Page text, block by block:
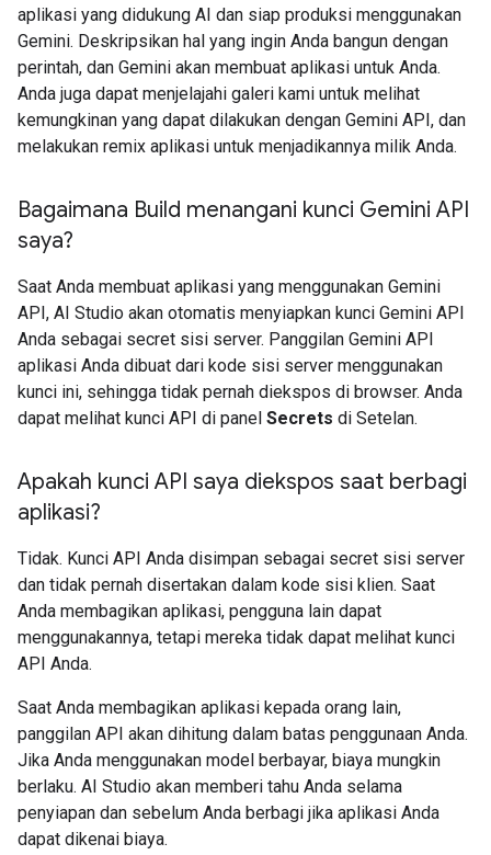
aplikasi yang didukung AI dan siap produksi menggunakan
Gemini. Deskripsikan hal yang ingin Anda bangun dengan
perintah, dan Gemini akan membuat aplikasi untuk Anda.
Anda juga dapat menjelajahi galeri kami untuk melihat
kemungkinan yang dapat dilakukan dengan Gemini API, dan
melakukan remix aplikasi untuk menjadikannya milik Anda.
Bagaimana Build menangani kunci Gemini API
saya?
Saat Anda membuat aplikasi yang menggunakan Gemini
API, AI Studio akan otomatis menyiapkan kunci Gemini API
Anda sebagai secret sisi server. Panggilan Gemini API
aplikasi Anda dibuat dari kode sisi server menggunakan
kunci ini, sehingga tidak pernah diekspos di browser. Anda
dapat melihat kunci API di panel Secrets di Setelan.
Apakah kunci API saya diekspos saat berbagi
aplikasi?
Tidak. Kunci API Anda disimpan sebagai secret sisi server
dan tidak pernah disertakan dalam kode sisi klien. Saat
Anda membagikan aplikasi, pengguna lain dapat
menggunakannya, tetapi mereka tidak dapat melihat kunci
API Anda.
Saat Anda membagikan aplikasi kepada orang lain,
panggilan API akan dihitung dalam batas penggunaan Anda.
Jika Anda menggunakan model berbayar, biaya mungkin
berlaku. AI Studio akan memberi tahu Anda selama
penyiapan dan sebelum Anda berbagi jika aplikasi Anda
dapat dikenai biaya.